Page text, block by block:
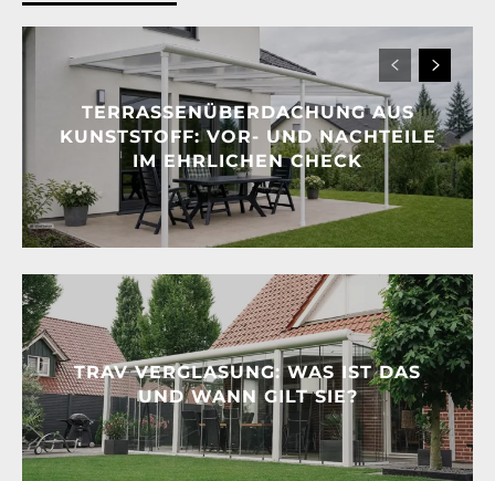
TERRASSENÜBERDACHUNG AUS
KUNSTSTOFF: VOR- UND NACHTEILE
IM EHRLICHEN CHECK
TRAV VERGLASUNG: WAS IST DAS
UND WANN GILT SIE?